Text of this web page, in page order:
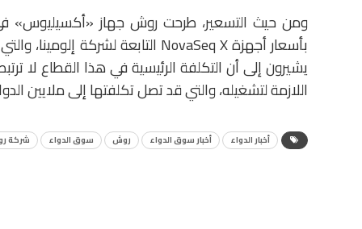
يشيرون إلى أن التكلفة الرئيسية في هذا القطاع لا
اللازمة لتشغيله، والتي قد تصل تكلفتها إلى ملايين
أخبار الدواء أخبار سوق الدواء روش سوق الدواء شركة